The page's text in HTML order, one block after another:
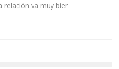
relación va muy bien